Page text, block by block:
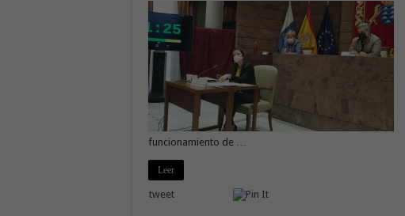
funcionamiento de …
Leer
tweet